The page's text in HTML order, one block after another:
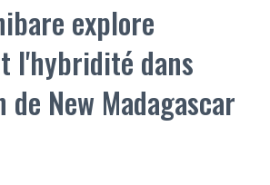
explore
l'hybridité dans
New Madagascar